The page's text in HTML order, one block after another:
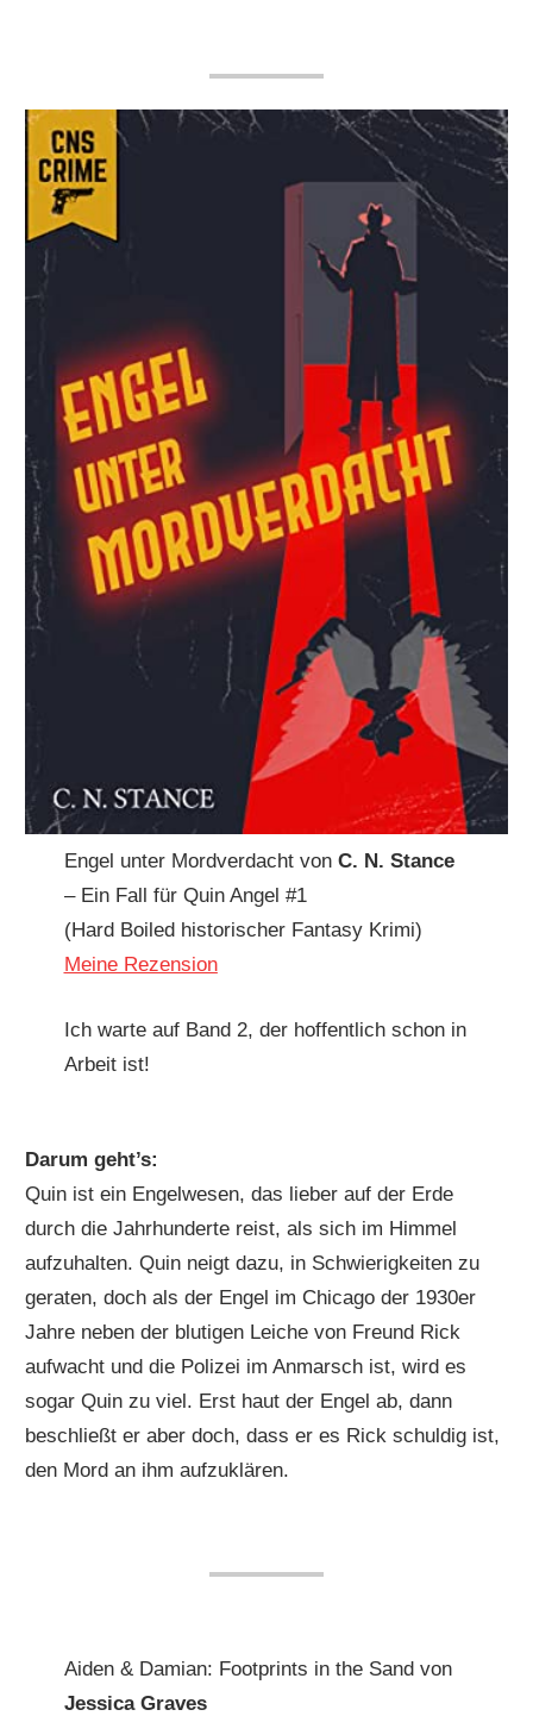
Engel unter Mordverdacht von C. N. Stance
– Ein Fall für Quin Angel #1
(Hard Boiled historischer Fantasy Krimi)
Meine Rezension
Ich warte auf Band 2, der hoffentlich schon in
Arbeit ist!
Darum geht’s:
Quin ist ein Engelwesen, das lieber auf der Erde
durch die Jahrhunderte reist, als sich im Himmel
aufzuhalten. Quin neigt dazu, in Schwierigkeiten zu
geraten, doch als der Engel im Chicago der 1930er
Jahre neben der blutigen Leiche von Freund Rick
aufwacht und die Polizei im Anmarsch ist, wird es
sogar Quin zu viel. Erst haut der Engel ab, dann
beschließt er aber doch, dass er es Rick schuldig ist,
den Mord an ihm aufzuklären.
Aiden & Damian: Footprints in the Sand von
Jessica Graves